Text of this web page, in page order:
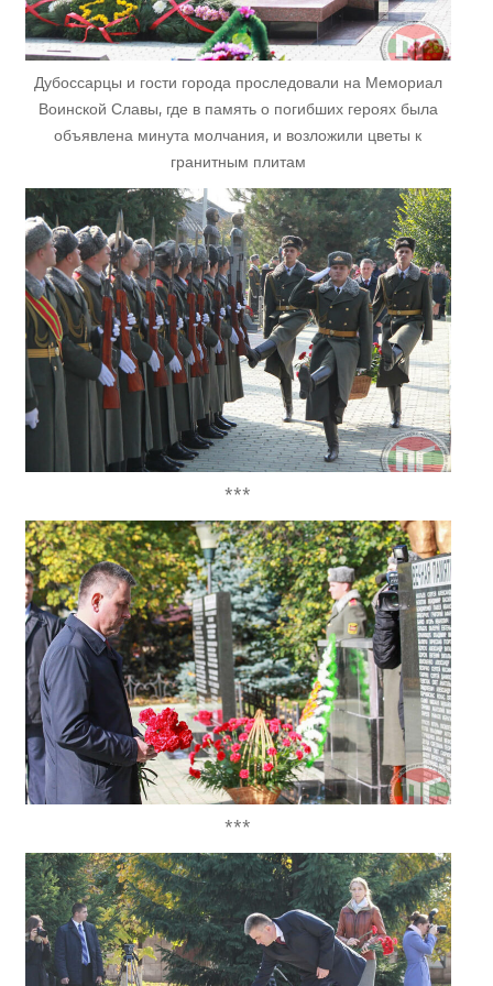
Дубоссарцы и гости города проследовали на Мемориал
Воинской Славы, где в память о погибших героях была
объявлена минута молчания, и возложили цветы к
гранитным плитам
***
***